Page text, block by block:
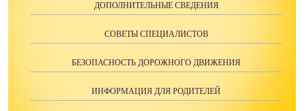
ДОПОЛНИТЕЛЬНЫЕ СВЕДЕНИЯ
СОВЕТЫ СПЕЦИАЛИСТОВ
БЕЗОПАСНОСТЬ ДОРОЖНОГО ДВИЖЕНИЯ
ИНФОРМАЦИЯ ДЛЯ РОДИТЕЛЕЙ